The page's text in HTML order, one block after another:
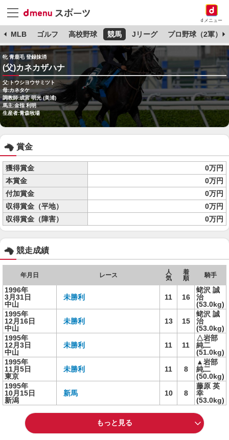
dメニュー
MLB ゴルフ 高校野球 競馬 Jリーグ プロ野球（2軍）
牝 青鹿毛 登録抹消
(父)カネカザハナ
父:トウシヨウサミツト
母:カネタケ
調教師:成宮 明光 (美浦)
馬主:金指 利明
生産者:青森牧場
賞金
獲得賞金
0万円
本賞金
0万円
付加賞金
0万円
収得賞金（平地）
0万円
収得賞金（障害）
0万円
競走成績
年月日 レース
人
気
着
順
騎手
1996年
3月31日
中山
未勝利 11 16
蛯沢 誠
治
(53.0kg)
1995年
12月16日
中山
未勝利 13 15
蛯沢 誠
治
(53.0kg)
1995年
12月3日
中山
未勝利 11 11
△岩部
純二
(51.0kg)
1995年
11月5日
東京
未勝利 11 8
▲岩部
純二
(50.0kg)
1995年
10月15日
新潟
新馬 10 8
藤原 英
幸
(53.0kg)
もっと見る